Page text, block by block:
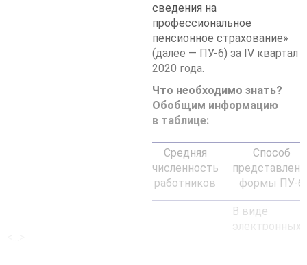
сведения на
профессиональное
пенсионное страхование»
(далее — ПУ-6) за IV квартал
2020 года.
Что необходимо знать?
Обобщим информацию
в таблице:
Средняя
численность
работников
Способ
формы ПУ-6
В виде
электронных